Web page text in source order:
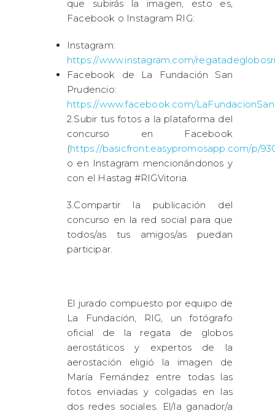
que subirás la imagen, esto es,
Facebook o Instagram RIG:
Instagram:
https://www.instagram.com/
Facebook de La Fundación San
Prudencio:
https://www.facebook.com/
2.Subir tus fotos a la plataforma del
concurso en Facebook
(https://basicfront.easypromosapp.com/p/
o en Instagram mencionándonos y
con el Hastag #RIGVitoria.
3.Compartir la publicación del
concurso en la red social para que
todos/as tus amigos/as puedan
participar.
El jurado compuesto por equipo de
La Fundación, RIG, un fotógrafo
oficial de la regata de globos
aerostáticos y expertos de la
aerostación eligió la imagen de
María Fernández entre todas las
fotos enviadas y colgadas en las
dos redes sociales. El/la ganador/a